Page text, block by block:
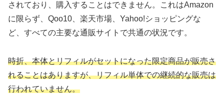
されており、購入することはできません。これはAmazon
に限らず、Qoo10、楽天市場、Yahoo!ショッピングな
ど、すべての主要な通販サイトで共通の状況です。
時折、本体とリフィルがセットになった限定商品が販売さ
れることはありますが、リフィル単体での継続的な販売は
行われていません。